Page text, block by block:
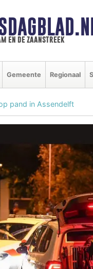
en de zaanstreek
Gemeente Regionaal
pand in Assendelft